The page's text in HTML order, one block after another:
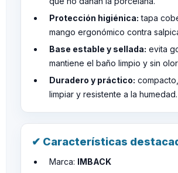
Protección higiénica: tapa
mango ergonómico contra
Base estable y sellada: evita
mantiene el baño limpio y sin
Duradero y práctico:
limpiar y resistente a la humedad.
✔ Características
Marca: IMBACK